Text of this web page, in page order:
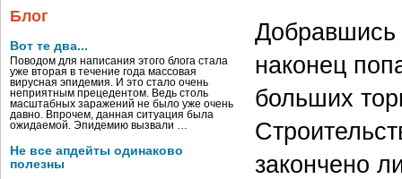
Блог
Вот те два...
Поводом для написания этого блога стала
уже вторая в течение года массовая
вирусная эпидемия. И это стало очень
неприятным прецедентом. Ведь столь
масштабных заражений не было уже очень
давно. Впрочем, данная ситуация была
ожидаемой. Эпидемию вызвали …
Не все апдейты одинаково
полезны
Добравшись
наконец
больших
закончено